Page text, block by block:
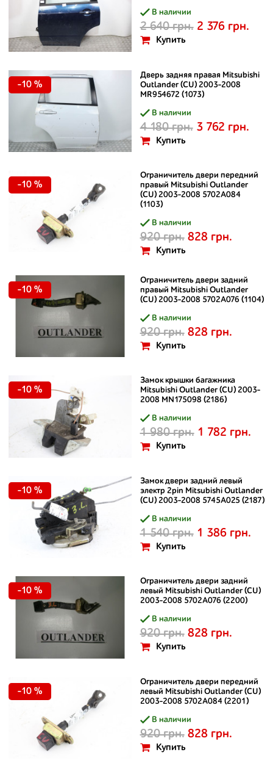
В наличии
2 640 грн. 2 376 грн.
Купить
Дверь задняя правая Mitsubishi
Outlander (CU) 2003-2008
MR954672 (1073)
В наличии
4 180 грн. 3 762 грн.
Купить
-10 %
Ограничитель двери передний
правый Mitsubishi Outlander
(CU) 2003-2008 5702A084
(1103)
В наличии
920 грн. 828 грн.
Купить
-10 %
Ограничитель двери задний
правый Mitsubishi Outlander
(CU) 2003-2008 5702A076 (1104)
В наличии
920 грн. 828 грн.
Купить
-10 %
Замок крышки багажника
Mitsubishi Outlander (CU) 2003-
2008 MN175098 (2186)
В наличии
1 980 грн. 1 782 грн.
Купить
-10 %
Замок двери задний левый
электр 2pin Mitsubishi Outlander
(CU) 2003-2008 5745A025 (2187)
В наличии
1 540 грн. 1 386 грн.
Купить
-10 %
Ограничитель двери задний
левый Mitsubishi Outlander (CU)
2003-2008 5702A076 (2200)
В наличии
920 грн. 828 грн.
Купить
-10 %
Ограничитель двери передний
левый Mitsubishi Outlander (CU)
2003-2008 5702A084 (2201)
В наличии
920 грн. 828 грн.
Купить
-10 %